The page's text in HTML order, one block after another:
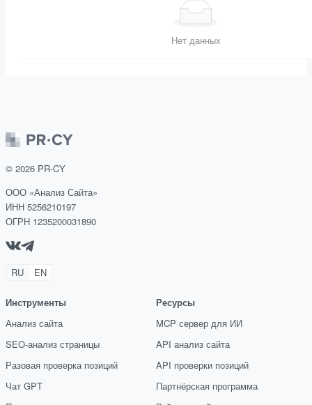
Нет данных
© 2026 PR-CY
ООО «Анализ Сайта»
ИНН 5256210197
ОГРН 1235200031890
RU EN
Инструменты
Анализ сайта
SEO-анализ страницы
Разовая проверка позиций
Чат GPT
Ресурсы
MCP сервер для ИИ
API анализ сайта
API проверки позиций
Партнёрская программа